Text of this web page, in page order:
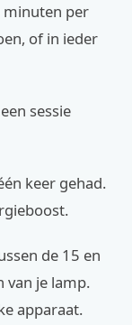
minuten per
of in ieder
sessie
keer gehad.
de 15 en
van je lamp.
apparaat.